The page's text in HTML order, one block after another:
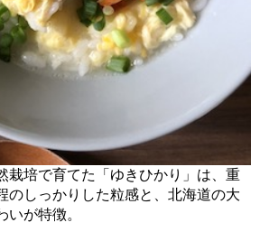
栽培で育てた「ゆきひかり」は、重
のしっかりした粒感と、北海道の大
いが特徴。